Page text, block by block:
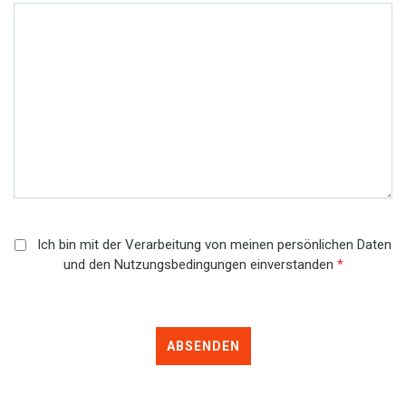
Ich bin mit der Verarbeitung von meinen persönlichen Daten
und den Nutzungsbedingungen einverstanden *
ABSENDEN